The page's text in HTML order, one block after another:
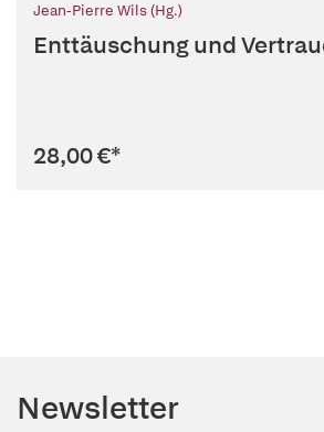
Jean-Pierre Wils (Hg.)
Enttäuschung und
28,00 €*
Newsletter